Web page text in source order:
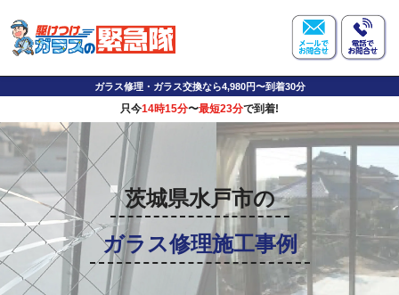
ガラス修理・ガラス交換なら4,980円〜到着30分
只今14時15分〜最短23分で到着!
茨城県水戸市の
ガラス修理施工事例